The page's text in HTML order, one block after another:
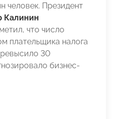
человек. Президент
Калинин
что число
плательщика налога
30
бизнес-